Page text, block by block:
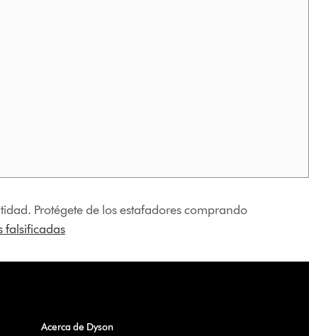
Protégete de los estafadores comprando
falsificadas
Acerca de Dyson